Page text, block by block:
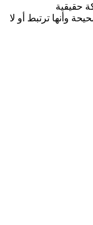
حقيقية
وأنها ترتبط أو لا